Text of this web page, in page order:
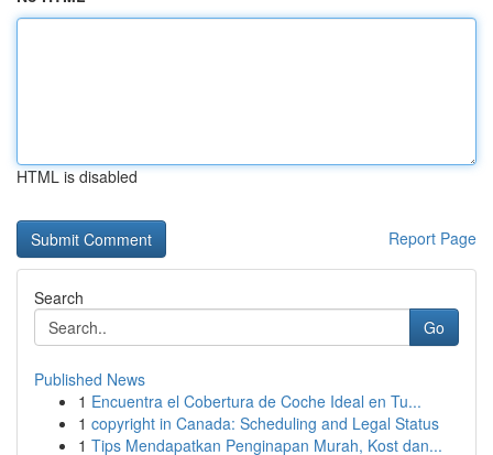
HTML is disabled
Report Page
Search
Go
Published News
1 Encuentra el Cobertura de Coche Ideal en Tu...
1 copyright in Canada: Scheduling and Legal Status
1 Tips Mendapatkan Penginapan Murah, Kost dan...